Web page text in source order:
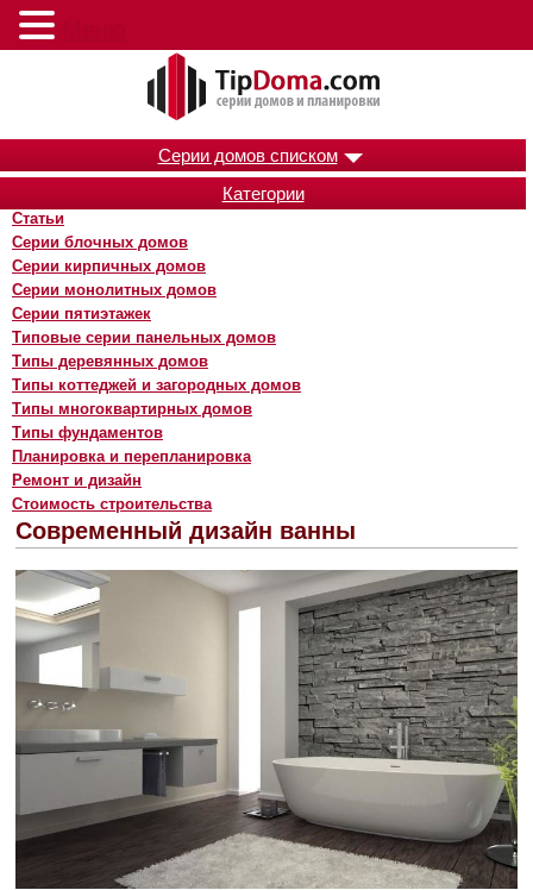
Серии домов списком
Категории
Статьи
Серии блочных домов
Серии кирпичных домов
Серии монолитных домов
Серии пятиэтажек
Типовые серии панельных домов
Типы деревянных домов
Типы коттеджей и загородных домов
Типы многоквартирных домов
Типы фундаментов
Планировка и перепланировка
Ремонт и дизайн
Стоимость строительства
Современный дизайн ванны